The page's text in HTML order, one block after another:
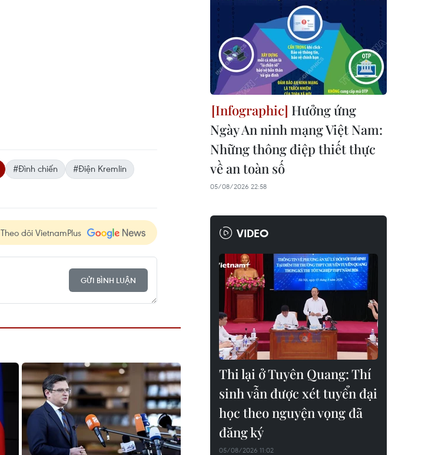
#Đình chiến
#Điện Kremlin
Theo dõi VietnamPlus
GỬI BÌNH LUẬN
Hưởng ứng
Ngày An ninh mạng Việt Nam:
Những thông điệp thiết thực
về an toàn số
05/08/2026 22:58
VIDEO
Thi lại ở Tuyên Quang: Thí
sinh vẫn được xét tuyển đại
học theo nguyện vọng đã
đăng ký
05/08/2026 11:02